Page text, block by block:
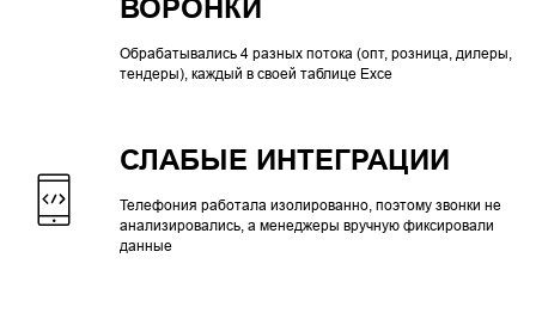
ВОРОНКИ
Обрабатывались 4 разных потока (опт, розница, дилеры,
тендеры), каждый в своей таблице Exce
СЛАБЫЕ ИНТЕГРАЦИИ
Телефония работала изолированно, поэтому звонки не
анализировались, а менеджеры вручную фиксировали
данные